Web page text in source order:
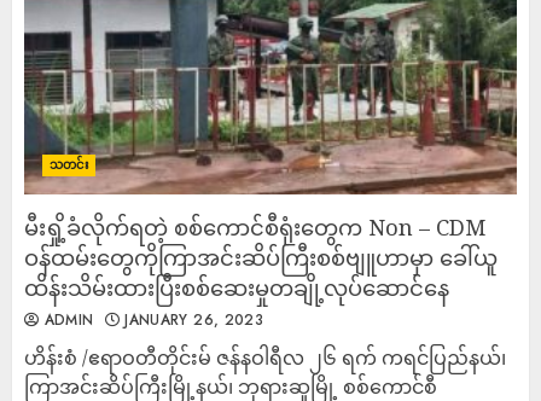
သတင်း
မီးရှို့ခံလိုက်ရတဲ့ စစ်ကောင်စီရုံးတွေက Non – CDM
ဝန်ထမ်းတွေကိုကြာအင်းဆိပ်ကြီးစစ်ဗျူဟာမှာ ခေါ်ယူ
ထိန်းသိမ်းထားပြီးစစ်ဆေးမှုတချို့လုပ်ဆောင်နေ
ADMIN JANUARY 26, 2023
ဟိန်းစံ /ဧရာဝတီတိုင်းမ် ဇန်နဝါရီလ ၂၆ ရက် ကရင်ပြည်နယ်၊
ကြာအင်းဆိပ်ကြီးမြို့နယ်၊ ဘုရားဆူမြို့ စစ်ကောင်စီ